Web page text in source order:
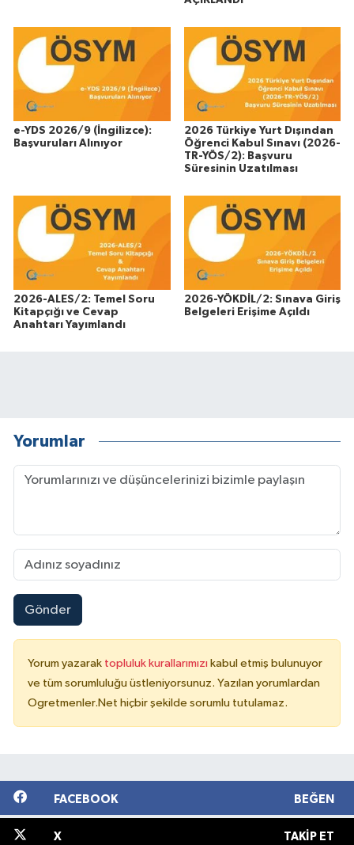
e-YDS 2026/9 (İngilizce):
Başvuruları Alınıyor
2026 Türkiye Yurt Dışından
Öğrenci Kabul Sınavı (2026-
TR-YÖS/2): Başvuru
Süresinin Uzatılması
2026-ALES/2: Temel Soru
Kitapçığı ve Cevap
Anahtarı Yayımlandı
2026-YÖKDİL/2: Sınava Giriş
Belgeleri Erişime Açıldı
Yorumlar
Gönder
Yorum yazarak topluluk kurallarımızı kabul etmiş bulunuyor
ve tüm sorumluluğu üstleniyorsunuz. Yazılan yorumlardan
Ogretmenler.Net hiçbir şekilde sorumlu tutulamaz.
FACEBOOK BEĞEN
X TAKIP ET